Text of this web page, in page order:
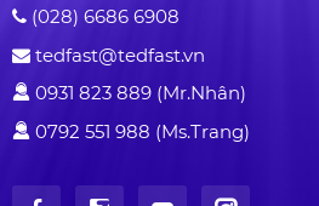
(028) 6686 6908
tedfast@tedfast.vn
0931 823 889 (Mr.Nhân)
0792 551 988 (Ms.Trang)